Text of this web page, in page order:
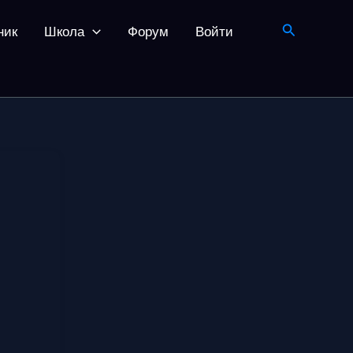
Школа Форум Войти Поиск